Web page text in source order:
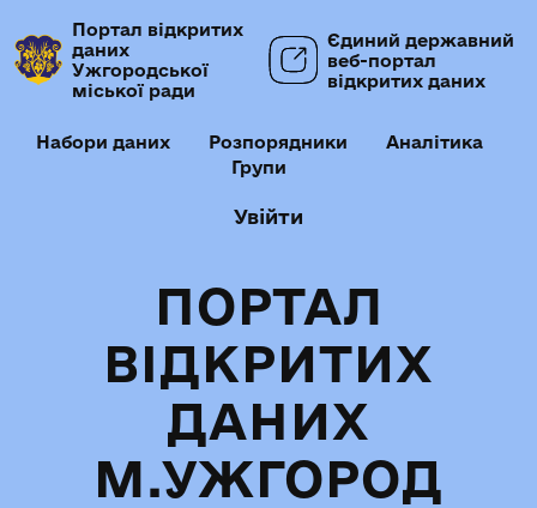
Портал відкритих
даних
Ужгородської
міської ради
Єдиний державний
веб-портал
відкритих даних
Набори даних Розпорядники
Аналітика
Групи
Увійти
ПОРТАЛ
ВІДКРИТИХ
ДАНИХ
М.УЖГОРОД